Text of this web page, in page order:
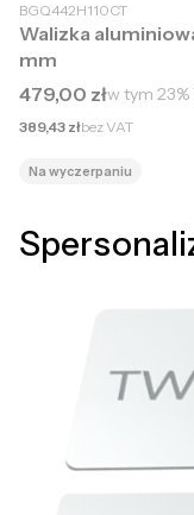
BGQ442H110CT
Walizka
mm
Cena brutto
479,00 złw tym 23%
Cena netto
389,43 złbez VAT
Na wyczerpaniu